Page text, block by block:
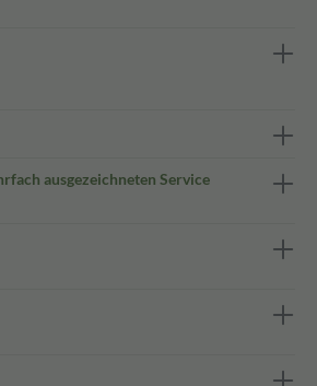
ausgezeichneten Service